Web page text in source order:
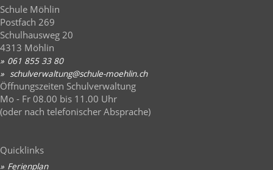
Schule Möhlin
Postfach 269
Schulhausweg 20
4313 Möhlin
061 855 33 80
sch lv rw lt ng sch l -m hln ch
Öffnungszeiten Schulverwaltung
Mo - Fr 08.00 bis 11.00 Uhr
(oder nach telefonischer Absprache)
Quicklinks
Ferienplan